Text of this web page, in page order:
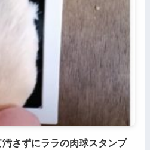
汚さずにララの肉球スタンプ